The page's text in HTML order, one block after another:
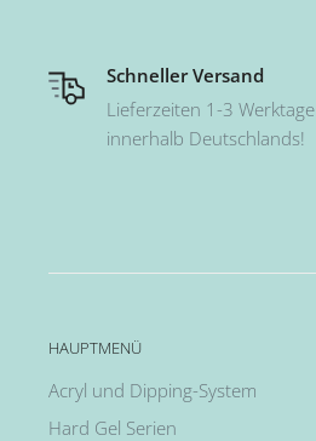
Schneller Versand
Lieferzeiten 1-3 Werktage
innerhalb Deutschlands!
HAUPTMENÜ
Acryl und Dipping-System
Hard Gel Serien